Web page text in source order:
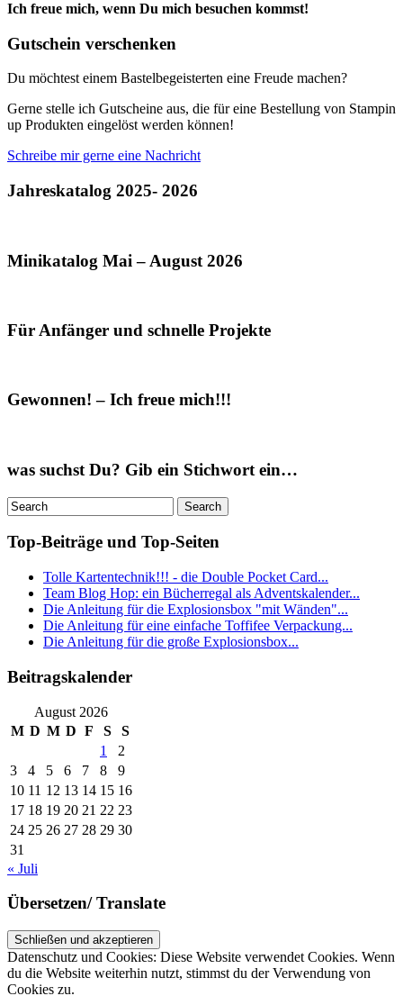
Ich freue mich, wenn Du mich besuchen kommst!
Gutschein verschenken
Du möchtest einem Bastelbegeisterten eine Freude machen?
Gerne stelle ich Gutscheine aus, die für eine Bestellung von Stampin
up Produkten eingelöst werden können!
Schreibe mir gerne eine Nachricht
Jahreskatalog 2025- 2026
Minikatalog Mai – August 2026
Für Anfänger und schnelle Projekte
Gewonnen! – Ich freue mich!!!
was suchst Du? Gib ein Stichwort ein…
Top-Beiträge und Top-Seiten
Tolle Kartentechnik!!! - die Double Pocket Card...
Team Blog Hop: ein Bücherregal als Adventskalender...
Die Anleitung für die Explosionsbox "mit Wänden"...
Die Anleitung für eine einfache Toffifee Verpackung...
Die Anleitung für die große Explosionsbox...
Beitragskalender
August 2026
M D M D F S
S
1
2
3
4 5 6 7 8
9
10 11 12 13 14 15 16
17 18 19 20 21 22 23
24 25 26 27 28 29 30
31
« Juli
Übersetzen/ Translate
Datenschutz und Cookies: Diese Website verwendet Cookies. Wenn
du die Website weiterhin nutzt, stimmst du der Verwendung von
Cookies zu.